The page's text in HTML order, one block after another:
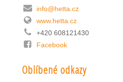
info@hetta.cz
www.hetta.cz
+420 608121430
Facebook
Oblíbené odkazy